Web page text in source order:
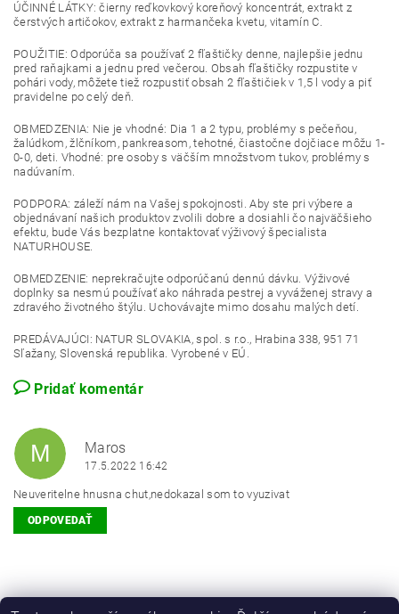
ÚČINNÉ LÁTKY: čierny reďkovkový koreňový koncentrát, extrakt z
čerstvých artičokov, extrakt z harmančeka kvetu, vitamín C.
POUŽITIE: Odporúča sa používať 2 fľaštičky denne, najlepšie jednu
pred raňajkami a jednu pred večerou. Obsah fľaštičky rozpustite v
pohári vody, môžete tiež rozpustiť obsah 2 fľaštičiek v 1,5 l vody a piť
pravidelne po celý deň.
OBMEDZENIA: Nie je vhodné: Dia 1 a 2 typu, problémy s pečeňou,
žalúdkom, žlčníkom, pankreasom, tehotné, čiastočne dojčiace môžu 1-
0-0, deti. Vhodné: pre osoby s väčším množstvom tukov, problémy s
nadúvaním.
PODPORA: záleží nám na Vašej spokojnosti. Aby ste pri výbere a
objednávaní našich produktov zvolili dobre a dosiahli čo najväčšieho
efektu, bude Vás bezplatne kontaktovať výživový špecialista
NATURHOUSE.
OBMEDZENIE: neprekračujte odporúčanú dennú dávku. Výživové
doplnky sa nesmú používať ako náhrada pestrej a vyváženej stravy a
zdravého životného štýlu. Uchovávajte mimo dosahu malých detí.
PREDÁVAJÚCI: NATUR SLOVAKIA, spol. s r.o., Hrabina 338, 951 71
Sľažany, Slovenská republika. Vyrobené v EÚ.
Pridať komentár
M Maros
17.5.2022 16:42
Neuveritelne hnusna chut,nedokazal som to vyuzivat
ODPOVEDAŤ